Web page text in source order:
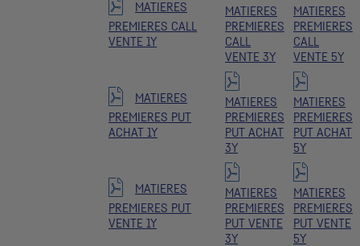
MATIERES
PREMIERES CALL
VENTE 1Y
MATIERES
PREMIERES
CALL
VENTE 3Y
MATIERES
PREMIERES
CALL
VENTE 5Y
MATIERES
PREMIERES PUT
ACHAT 1Y
MATIERES
PREMIERES
PUT ACHAT
3Y
MATIERES
PREMIERES
PUT ACHAT
5Y
MATIERES
PREMIERES PUT
VENTE 1Y
MATIERES
PREMIERES
PUT VENTE
3Y
MATIERES
PREMIERES
PUT VENTE
5Y